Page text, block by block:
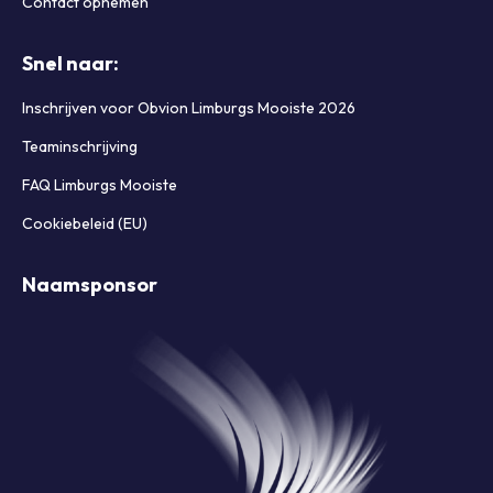
Snel naar:
Inschrijven voor Obvion Limburgs Mooiste 2026
Teaminschrijving
FAQ Limburgs Mooiste
Cookiebeleid (EU)
Naamsponsor